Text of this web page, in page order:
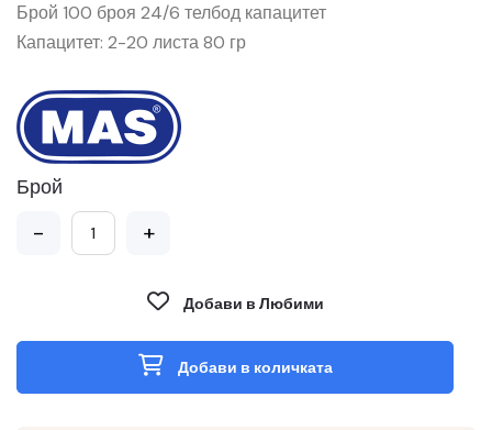
Брой 100 броя 24/6 телбод капацитет
Капацитет: 2-20 листа 80 гр
Брой
- +
Добави в Любими
Добави в количката